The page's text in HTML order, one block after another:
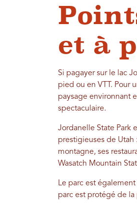
et à
Si pagayer sur le lac
pied ou en VTT. Pour
paysage environnant
spectaculaire.
Jordanelle State Park
prestigieuses de Utah
montagne, ses
Wasatch Mountain
Le parc est
parc est protégé de